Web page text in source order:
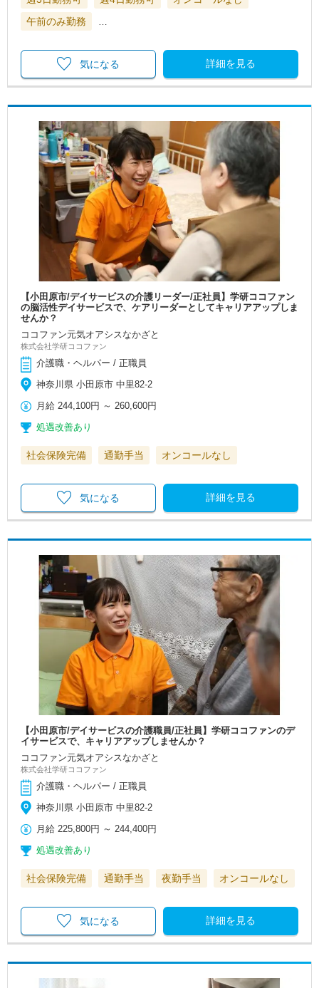
午前のみ勤務
…
詳細を見る
気になる
【小田原市/デイサービスの介護リーダー/正社員】学研ココファン
の脳活性デイサービスで、ケアリーダーとしてキャリアアップしま
せんか？
ココファン元気オアシスなかざと
株式会社学研ココファン
介護職・ヘルパー / 正職員
神奈川県 小田原市 中里82-2
月給 244,100円 ～260,600円
処遇改善あり
社会保険完備 通勤手当 オンコールなし
詳細を見る
気になる
【小田原市/デイサービスの介護職員/正社員】学研ココファンのデ
イサービスで、キャリアアップしませんか？
ココファン元気オアシスなかざと
株式会社学研ココファン
介護職・ヘルパー / 正職員
神奈川県 小田原市 中里82-2
月給 225,800円 ～244,400円
処遇改善あり
社会保険完備 通勤手当 夜勤手当 オンコールなし
詳細を見る
気になる